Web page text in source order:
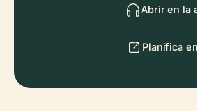
Abrir en la
Planifica